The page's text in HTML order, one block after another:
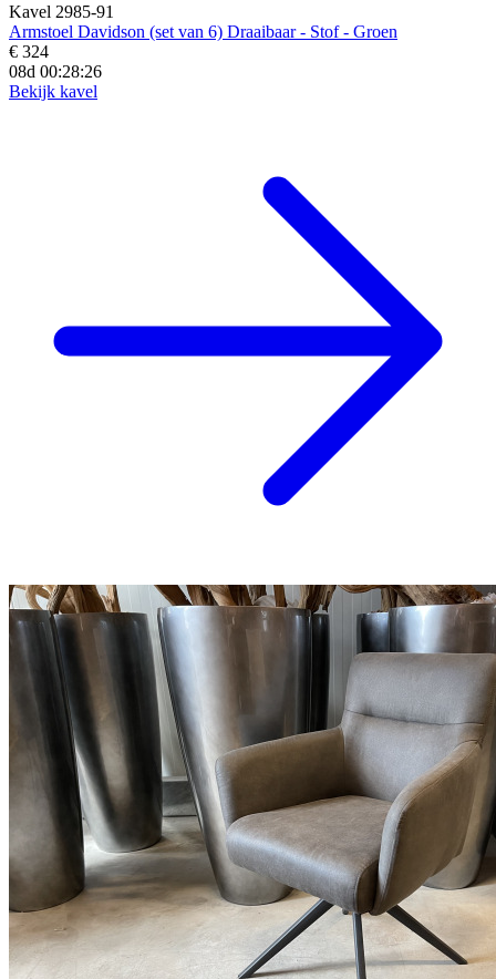
Kavel 2985-91
Armstoel Davidson (set van 6) Draaibaar - Stof - Groen
€ 324
08d 00:28:25
Bekijk kavel